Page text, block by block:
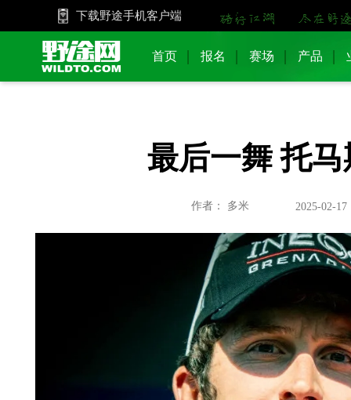
下载野途手机客户端
首页 报名 赛场 产品
最后一舞 托
作者： 多米 2025-02-17